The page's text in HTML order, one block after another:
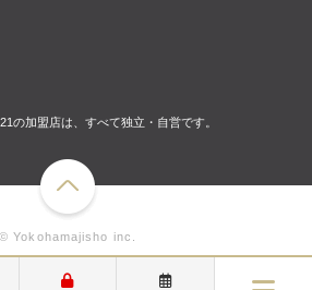
の加盟店は、すべて独立・自営です。
© Yokohamajisho inc.